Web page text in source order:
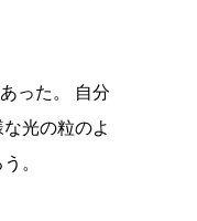
った。 自分
光の粒のよ
。